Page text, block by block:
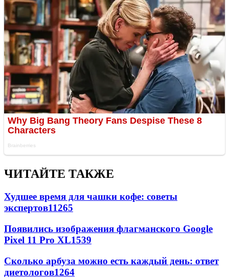
ЧИТАЙТЕ ТАКЖЕ
Худшее время для чашки кофе: советы
экспертов11265
Появились изображения флагманского Google
Pixel 11 Pro XL1539
Сколько арбуза можно есть каждый день: ответ
диетологов1264